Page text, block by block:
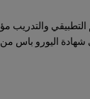
التطبيقي والتدريب
اليورو باس